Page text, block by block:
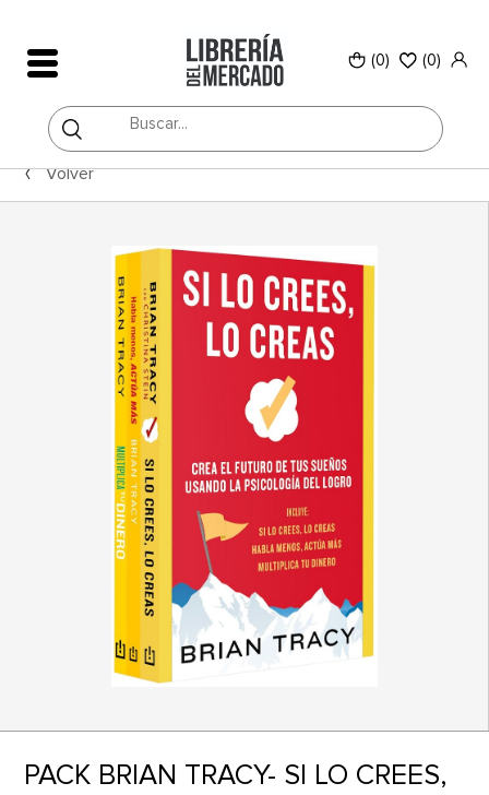
(0) (0)
Volver
PACK BRIAN TRACY- SI LO CREES,